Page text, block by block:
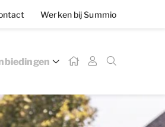
Werken bij Summio